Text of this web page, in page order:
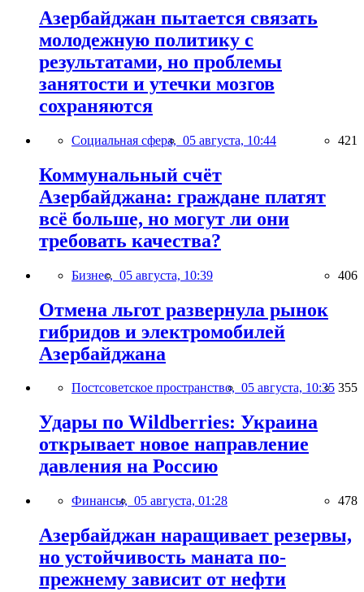
Азербайджан пытается связать
молодежную политику с
результатами, но проблемы
занятости и утечки мозгов
сохраняются
Социальная сфера, 05 августа, 10:44 421
Коммунальный счёт
Азербайджана: граждане платят
всё больше, но могут ли они
требовать качества?
Бизнес, 05 августа, 10:39 406
Отмена льгот развернула рынок
гибридов и электромобилей
Азербайджана
Постсоветское пространство, 05 августа, 10:35 355
Удары по Wildberries: Украина
открывает новое направление
давления на Россию
Финансы, 05 августа, 01:28 478
Азербайджан наращивает резервы,
но устойчивость маната по-
прежнему зависит от нефти